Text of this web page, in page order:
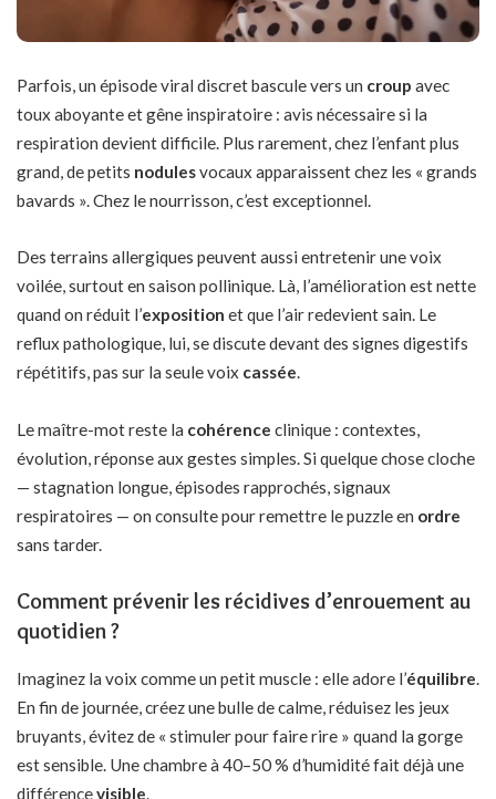
Parfois, un épisode viral discret bascule vers un croup avec
toux aboyante et gêne inspiratoire : avis nécessaire si la
respiration devient difficile. Plus rarement, chez l’enfant plus
grand, de petits nodulesvocaux apparaissent chez les « grands
bavards ». Chez le nourrisson, c’est exceptionnel.
Des terrains allergiques peuvent aussi entretenir une voix
voilée, surtout en saison pollinique. Là, l’amélioration est nette
quand on réduit l’exposition et que l’air redevient sain. Le
reflux pathologique, lui, se discute devant des signes digestifs
répétitifs, pas sur la seule voix cassée.
Le maître-mot reste la cohérence clinique : contextes,
évolution, réponse aux gestes simples. Si quelque chose cloche
— stagnation longue, épisodes rapprochés, signaux
respiratoires — on consulte pour remettre le puzzle en ordre
sans tarder.
Comment prévenir les récidives d’enrouement au
quotidien ?
Imaginez la voix comme un petit muscle : elle adore l’équilibre.
En fin de journée, créez une bulle de calme, réduisez les jeux
bruyants, évitez de « stimuler pour faire rire » quand la gorge
est sensible. Une chambre à 40–50 % d’humidité fait déjà une
différencevisible.